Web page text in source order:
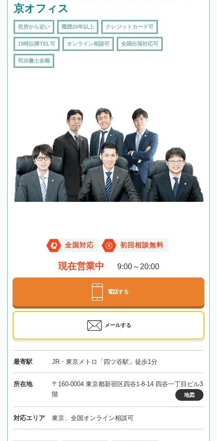
京オフィス
役所から近い 職歴20年以上 クレジットカード可
19時以降TEL可 オンライン相談可 全国出張対応可
司法書士在籍
全国対応 初回相談無料
現在営業中 9:00～20:00
電話する
メールする
最寄駅 JR・東京メトロ「四ツ谷駅」徒歩1分
所在地
〒160-0004 東京都新宿区四谷1-8-14 四谷一丁目ビル3
階
地図
対応エリア 東京、全国オンライン相談可